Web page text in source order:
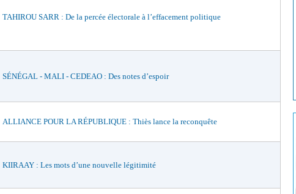
TAHIROU SARR : De la percée électorale à l’effacement politique
SÉNÉGAL - MALI - CEDEAO : Des notes d’espoir
ALLIANCE POUR LA RÉPUBLIQUE : Thiès lance la reconquête
KIIRAAY : Les mots d’une nouvelle légitimité